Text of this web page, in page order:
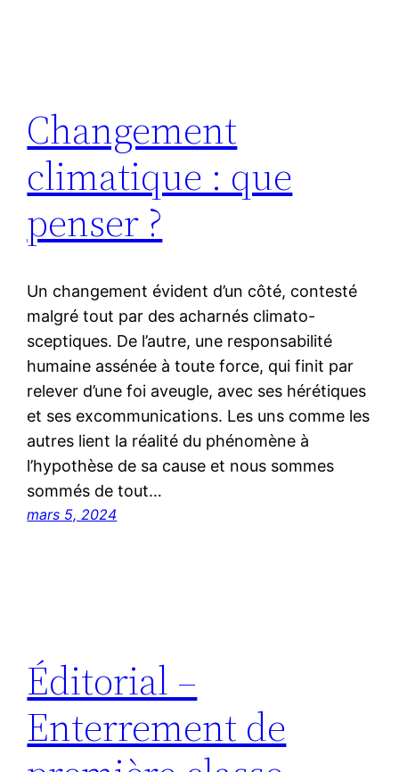
Changement
climatique : que
penser ?
Un changement évident d’un côté, contesté
malgré tout par des acharnés climato-
sceptiques. De l’autre, une responsabilité
humaine assénée à toute force, qui finit par
relever d’une foi aveugle, avec ses hérétiques
et ses excommunications. Les uns comme les
autres lient la réalité du phénomène à
l’hypothèse de sa cause et nous sommes
sommés de tout…
mars 5, 2024
Éditorial –
Enterrement de